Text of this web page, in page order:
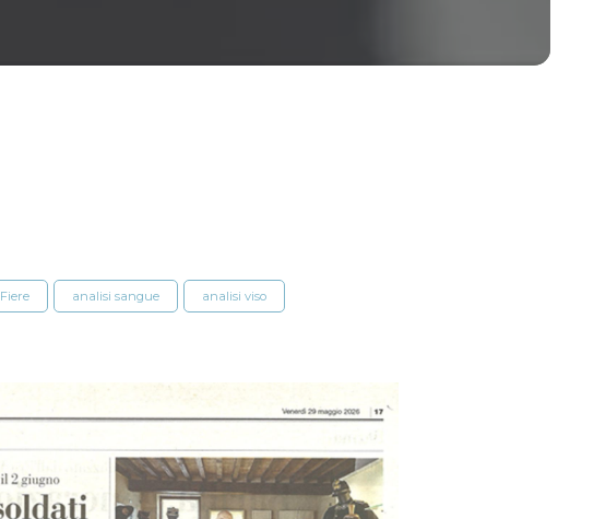
Fiere analisi sangue analisi viso